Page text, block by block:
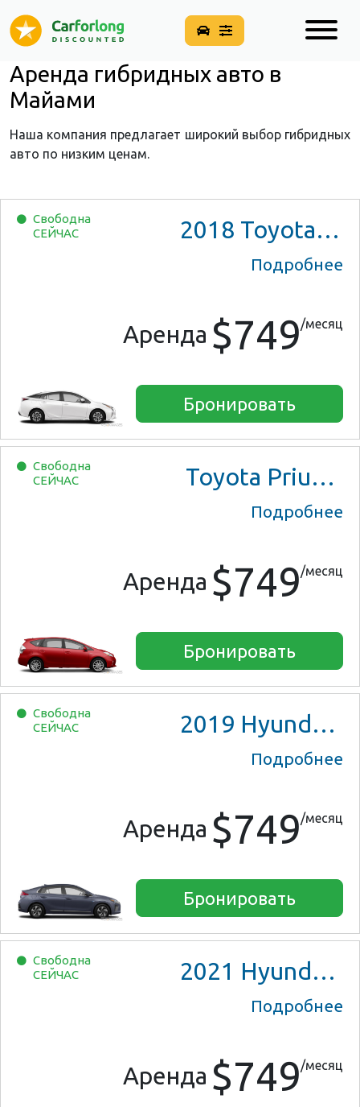
Аренда гибридных авто в
Майами
Наша компания предлагает широкий выбор гибридных
авто по низким ценам.
Свободна
СЕЙЧАС
2018 Toyota Prius Two
Подробнее
Аренда $749/месяц
Бронировать
Свободна
СЕЙЧАС
Toyota Prius V Three
Подробнее
Аренда $749/месяц
Бронировать
Свободна
СЕЙЧАС
2019 Hyundai Ioniq Blue
Подробнее
Аренда $749/месяц
Бронировать
Свободна
СЕЙЧАС
2021 Hyundai Ioniq Hybrid
Подробнее
Аренда $749/месяц